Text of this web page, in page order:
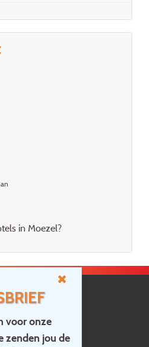
voor onze
zenden jou de
in Moezel?
Home